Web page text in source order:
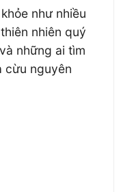
như nhiều
nhiên quý
những ai tìm
cừu nguyên